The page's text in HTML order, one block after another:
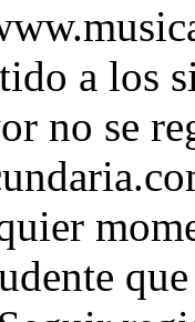
a los
no se